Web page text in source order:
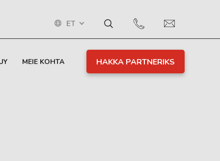
ET
MEIE KOHTA HAKKA PARTNERIKS